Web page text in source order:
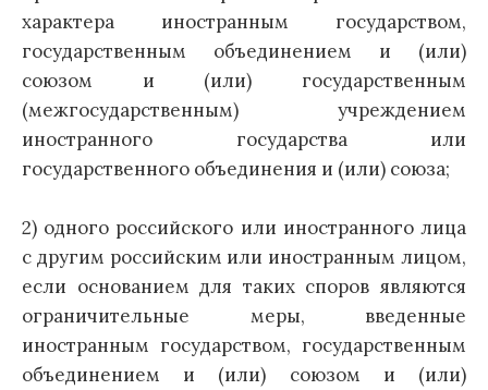
характера иностранным государством,
государственным объединением и (или)
союзом и (или) государственным
(межгосударственным) учреждением
иностранного государства или
государственного объединения и (или) союза;
2) одного российского или иностранного лица
с другим российским или иностранным лицом,
если основанием для таких споров являются
ограничительные меры, введенные
иностранным государством, государственным
объединением и (или) союзом и (или)